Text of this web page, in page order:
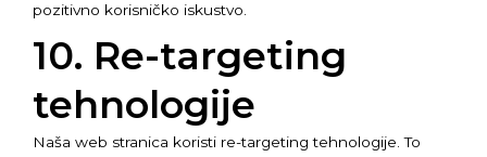
pozitivno korisničko iskustvo.
10. Re-targeting
tehnologije
Naša web stranica koristi re-targeting tehnologije. To